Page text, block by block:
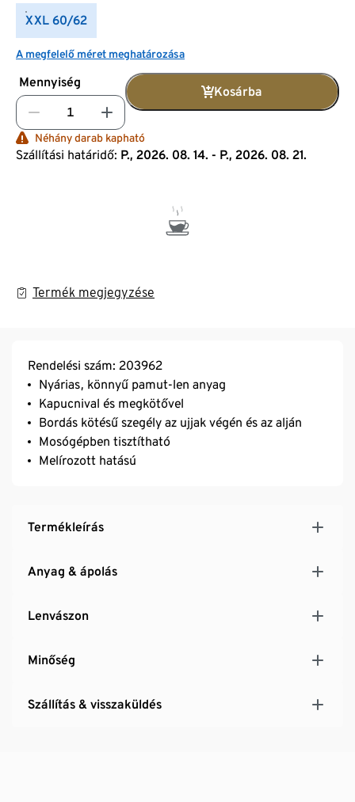
XXL 60/62
A megfelelő méret meghatározása
Mennyiség
Kosárba
Néhány darab kapható
Szállítási határidő: P., 2026. 08. 14. - P., 2026. 08. 21.
Termék megjegyzése
Rendelési szám: 203962
Nyárias, könnyű pamut-len anyag
Kapucnival és megkötővel
Bordás kötésű szegély az ujjak végén és az alján
Mosógépben tisztítható
Melírozott hatású
Termékleírás
Anyag & ápolás
Lenvászon
Minőség
Szállítás & visszaküldés